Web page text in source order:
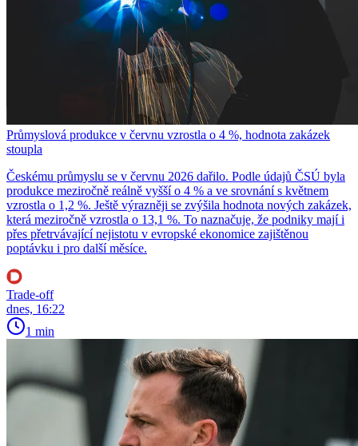
Průmyslová produkce v červnu vzrostla o 4 %, hodnota zakázek
stoupla
Českému průmyslu se v červnu 2026 dařilo. Podle údajů ČSÚ byla
produkce meziročně reálně vyšší o 4 % a ve srovnání s květnem
vzrostla o 1,2 %. Ještě výrazněji se zvýšila hodnota nových zakázek,
která meziročně vzrostla o 13,1 %. To naznačuje, že podniky mají i
přes přetrvávající nejistotu v evropské ekonomice zajištěnou
poptávku i pro další měsíce.
Trade-off
dnes, 16:22
1 min